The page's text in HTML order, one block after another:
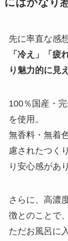
にはかなり
先に率直な感
「冷え」「疲
り魅力的に見
100％国産・
を使用。
無香料・無着
慮されたつく
り安心感があ
さらに、高濃
徴とのことで、
ただお風呂に